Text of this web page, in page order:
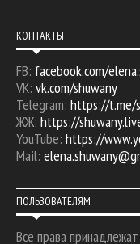
КОНТАКТЫ
FB: facebook.com/
VK: vk.com/shuwany
Telegram: https://t.me/
ЖЖ: https://
YouTube: https://
Mail:
ПОЛЬЗОВАТЕЛЯМ
Все права